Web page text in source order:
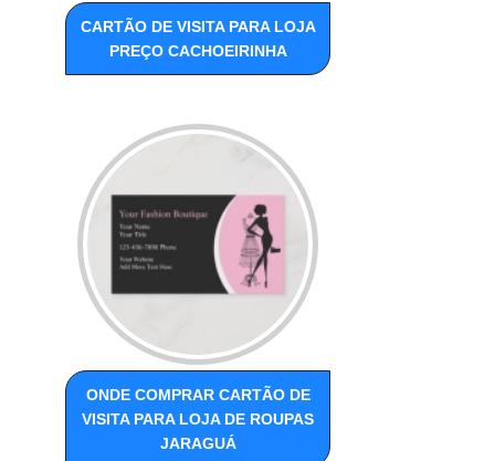
CARTÃO DE VISITA PARA LOJA
PREÇO CACHOEIRINHA
ONDE COMPRAR CARTÃO DE
VISITA PARA LOJA DE ROUPAS
JARAGUÁ